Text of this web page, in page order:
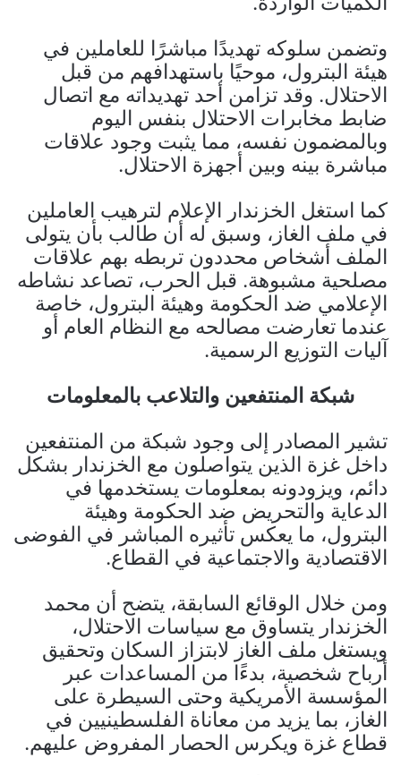
وتضمن سلوكه تهديدًا مباشرًا للعاملين في
هيئة البترول، موحيًا باستهدافهم من قبل
الاحتلال. وقد تزامن أحد تهديداته مع اتصال
ضابط مخابرات الاحتلال بنفس اليوم
وبالمضمون نفسه، مما يثبت وجود علاقات
مباشرة بينه وبين أجهزة الاحتلال.
كما استغل الخزندار الإعلام لترهيب العاملين
في ملف الغاز، وسبق له أن طالب بأن يتولى
الملف أشخاص محددون تربطه بهم علاقات
مصلحية مشبوهة. قبل الحرب، تصاعد نشاطه
الإعلامي ضد الحكومة وهيئة البترول، خاصة
عندما تعارضت مصالحه مع النظام العام أو
آليات التوزيع الرسمية.
شبكة المنتفعين والتلاعب بالمعلومات
تشير المصادر إلى وجود شبكة من المنتفعين
داخل غزة الذين يتواصلون مع الخزندار بشكل
دائم، ويزودونه بمعلومات يستخدمها في
الدعاية والتحريض ضد الحكومة وهيئة
البترول، ما يعكس تأثيره المباشر في الفوضى
الاقتصادية والاجتماعية في القطاع.
ومن خلال الوقائع السابقة، يتضح أن محمد
الخزندار يتساوق مع سياسات الاحتلال،
ويستغل ملف الغاز لابتزاز السكان وتحقيق
أرباح شخصية، بدءًا من المساعدات عبر
المؤسسة الأمريكية وحتى السيطرة على
الغاز، بما يزيد من معاناة الفلسطينيين في
قطاع غزة ويكرس الحصار المفروض عليهم.